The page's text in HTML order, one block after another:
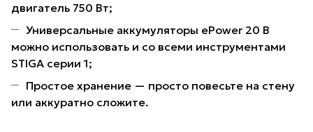
двигатель 750 Вт;
Универсальные аккумуляторы ePower 20 В
можно использовать и со всеми инструментами
STIGA серии 1;
Простое хранение — просто повесьте на стену
или аккуратно сложите.